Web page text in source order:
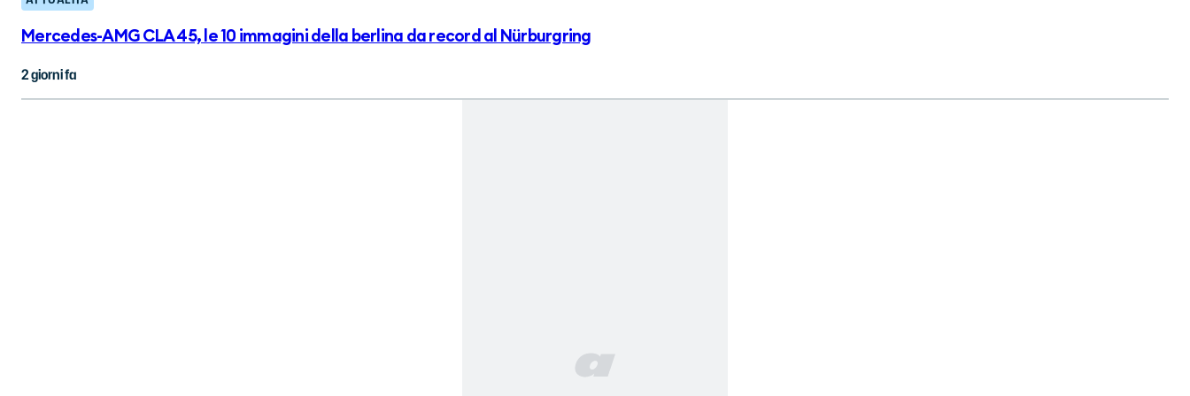
Mercedes-AMG CLA 45, le 10 immagini della berlina da record al Nürburgring
2 giorni fa